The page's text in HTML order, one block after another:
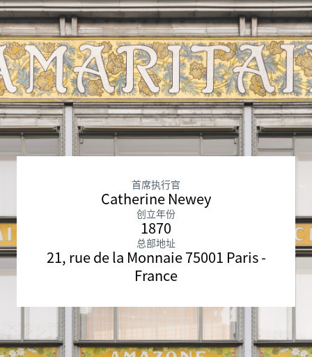
首席执行官
Catherine Newey
创立年份
1870
总部地址
21, rue de la Monnaie 75001 Paris -
France